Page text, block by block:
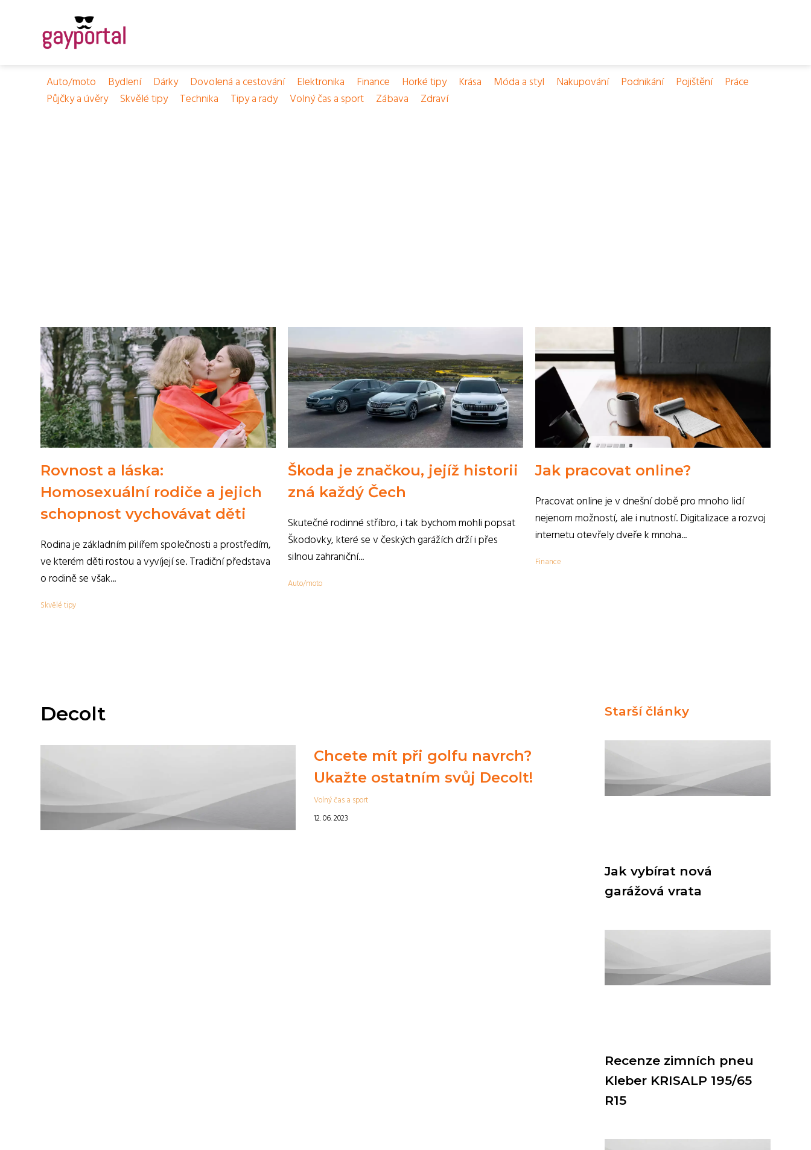
Auto/moto Bydlení Dárky Dovolená a cestování Elektronika Finance Horké tipy Krása Móda a styl Nakupování Podnikání Pojištění
Práce
Půjčky a úvěry
Skvělé tipy Technika Tipy a rady Volný čas a sport Zábava Zdraví
Rovnost a láska:
Homosexuální rodiče a jejich
schopnost vychovávat děti
Rodina je základním pilířem společnosti a prostředím,
ve kterém děti rostou a vyvíjejí se. Tradiční představa
o rodině se však...
Skvělé tipy
Škoda je značkou, jejíž historii
zná každý Čech
Skutečné rodinné stříbro, i tak bychom mohli popsat
Škodovky, které se v českých garážích drží i přes
silnou zahraniční...
Auto/moto
Jak pracovat online?
Pracovat online je v dnešní době pro mnoho lidí
nejenom možností, ale i nutností. Digitalizace a rozvoj
internetu otevřely dveře k mnoha...
Finance
Decolt
Chcete mít při golfu navrch?
Ukažte ostatním svůj Decolt!
Volný čas a sport
12. 06. 2023
Starší články
Jak vybírat nová
garážová vrata
Recenze zimních pneu
Kleber KRISALP 195/65
R15